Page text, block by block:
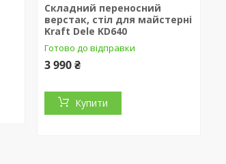
Складний переносний
верстак, стіл для майстерні
Kraft Dele KD640
Готово до відправки
3 990 ₴
Купити